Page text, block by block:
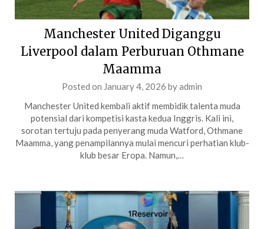
Manchester United Diganggu
Liverpool dalam Perburuan Othmane
Maamma
Posted on January 4, 2026 byadmin
Manchester United kembali aktif membidik talenta muda
potensial dari kompetisi kasta kedua Inggris. Kali ini,
sorotan tertuju pada penyerang muda Watford, Othmane
Maamma, yang penampilannya mulai mencuri perhatian klub-
klub besar Eropa. Namun,…